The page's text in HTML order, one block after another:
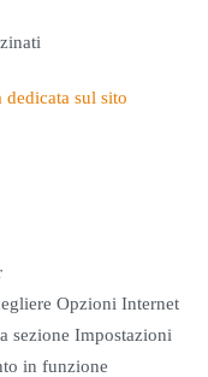
sul sito
Opzioni Internet
sezione Impostazioni
in funzione